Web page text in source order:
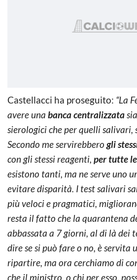
Castellacci ha proseguito: “La
avere una banca centralizzata
sierologici che per quelli salivari,
Secondo me servirebbero gli
con gli stessi reagenti, per tutte
esistono tanti, ma ne serve uno
evitare disparità. I test salivari
più veloci e pragmatici,
resta il fatto che la quarantena
abbassata a 7 giorni, al di là dei
dire se si può fare o no, è servita
ripartire, ma ora cerchiamo di
che il ministro, o chi per esso,